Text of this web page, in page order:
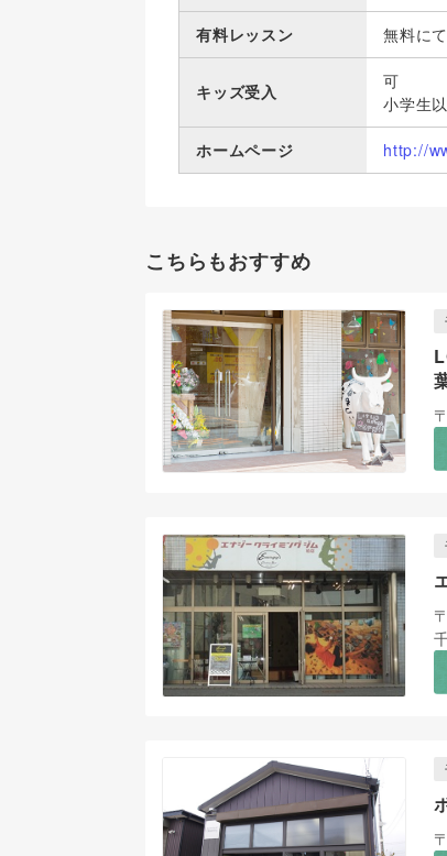
有料レッスン 無料に
キッズ受入
可
小学生
ホームページ http://
こちらもおすすめ